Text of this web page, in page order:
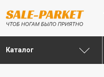
Каталог